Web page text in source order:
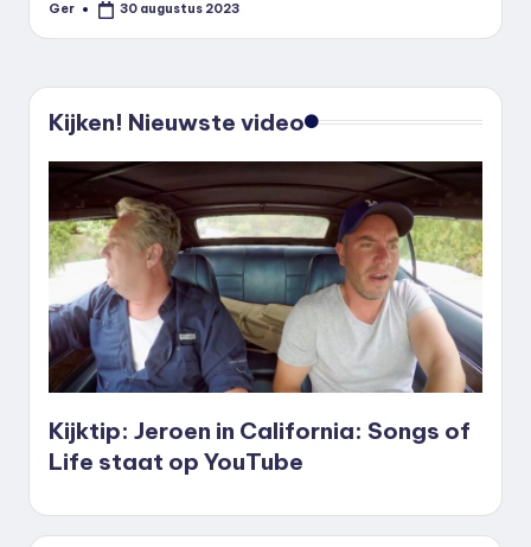
Geplaatst
Ger 30 augustus 2023
Kijken! Nieuwste video
Kijktip: Jeroen in California: Songs of
Life staat op YouTube